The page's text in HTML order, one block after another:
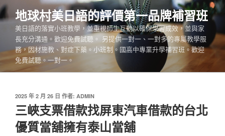
跳
至
內
地球村美日語的評價第一品牌補習班
美日語的落實小班教學，並重視師生互動以確保學習成效，並與家
長充分溝通。歡迎免費試聽。 另提供一對一、一對多的專屬教學服
務，因材施教、對症下藥。小班制。國高中專業升學補習班。歡迎
免費試聽。一對一。
發
佈
於
2025 年 2 月 26 日 作者: ADMIN
三峽支票借款找屏東汽車借款的台北
優質當舖擁有泰山當舖